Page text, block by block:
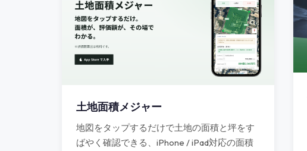
土地面積メジャー
地図をタップするだけで土地の面積と坪をす
ばやく確認できる、iPhone / iPad対応の面積